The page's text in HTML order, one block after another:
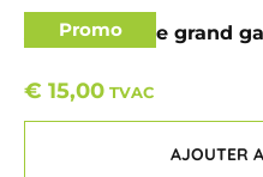
Promo
Agate fougère grand
€ 15,00 TVAC
AJOUTER